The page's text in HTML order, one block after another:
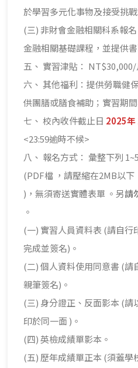
於學習多元化事物及接受挑戰
(三) 非財會金融相關科系報
金融相關基礎課程，並提供
五、 實習津貼： NT$30,000/
六、 其他福利：提供勞職健
供團膳或膳食補助；實習期
七、 校內收件截止日 2025年
<23:59逾時不候>
八、 報名方式： 彙整下列
(PDF檔 ，請壓縮在2MB以下
)，無須寄送實體表單 。另請
。
(一) 實習人員資料表 (請自行
完成並簽名)。
(二) 個人資料使用同意書 (請
親筆簽名)。
(三) 身分證正、反面影本 (請
印於同一面 )。
(四) 英檢成績單影本。
(五) 歷年成績單正本 (須蓋學